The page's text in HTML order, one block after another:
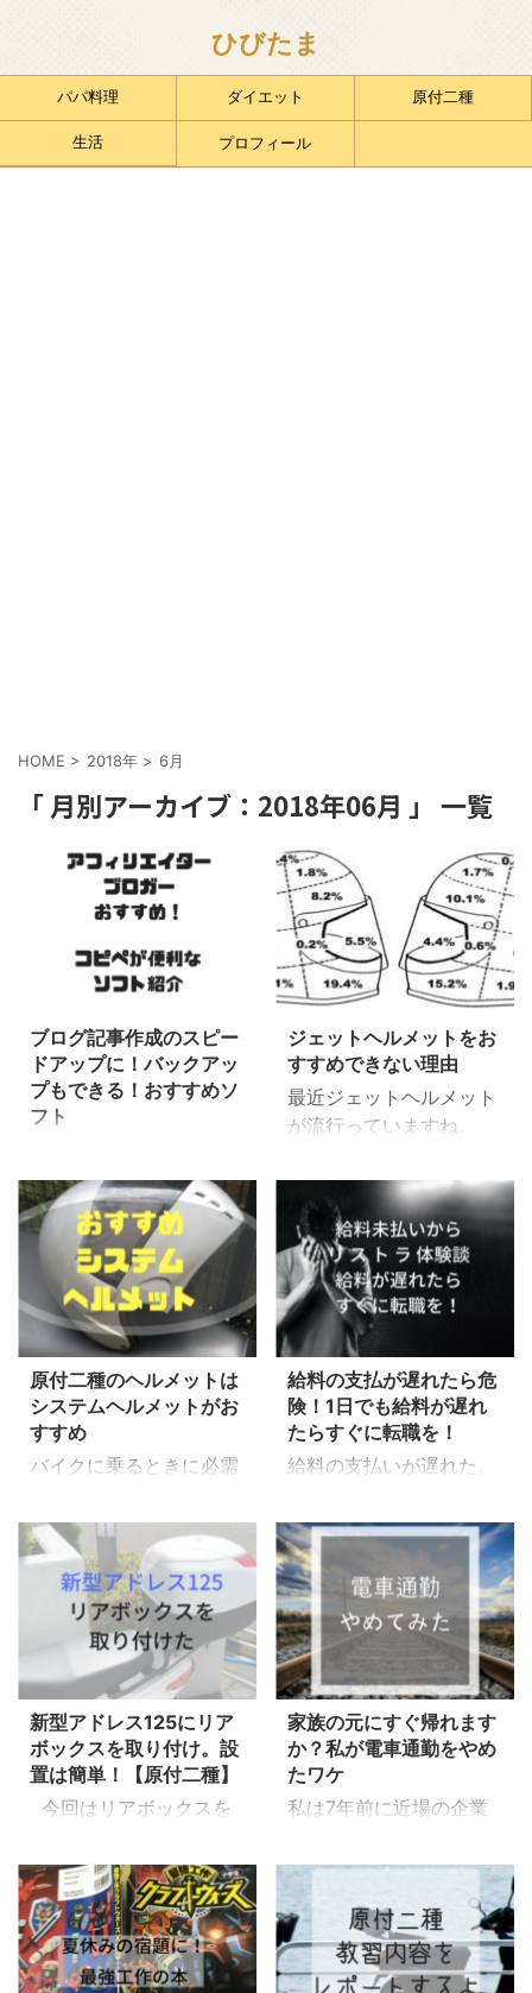
ひびたま
パパ料理 ダイエット 原付二種
生活 プロフィール
HOME > 2018年 > 6月
「 月別アーカイブ：2018年06月 」 一覧
ブログ記事作成のスピー
ドアップに！バックアッ
プもできる！おすすめソ
フト
に便利なソフトを紹介し
ようと思います。
Windows用だ。Macの人
はスマンなハンプティ
どんなものかというと 過
去にコピーしたテキスト
をもう一度呼び出せるソ
フト です。 このソフト
をインストールすると、
メリット 記事内に使う
リンクやTwitterの埋め込
の簡易バックアップにな
る（本文全部を選択コピ
ーしておく） PCの電源
を落としても保存してお
ける 良く使う文章を定型
文としすぐ呼び出せる
こんな便利な機能が付い
...
ジェットヘルメットをお
すすめできない理由
最近ジェットヘルメット
が流行っていますね。
ェットヘルメットって安
全性はどうなんだろう？
疑問に思いませんか？
今回、面白い図を見つけ
たので半ヘル、ジェッ
ト、フルフェイスを当て
はめながら私がジェット
ヘルメットもおすすめし
ない理由を書いていきま
す。 私の話 私、小学生
のころですがポケバイと
クレース大会に出ていて
いました。30㏄といって
も時速50km/h以上でる
ようなちゃんとしたバイ
クレースで、多くの転倒
を見てきました。 ...
原付二種のヘルメットは
システムヘルメットがお
すすめ
バイクに乗るときに必需
ん何が良いんだろう？悩
んでいませんか。 フルフ
ェイス、ジェット、半
帽、ヘルメットにもいく
つか種類があり悩みます
よね。 ハンプティのお
すすめはなんだい？白ウ
サギ ハンプティシステム
ヘルメットがお気に入り
だね。 小型自動二輪、
125㏄向けということで
介したいと思います。
ジェットヘルメットはど
うなの?という方、私は
ジェットヘルメットはお
すすめしません。 ハン
給料の支払が遅れたら危
険！1日でも給料が遅れ
たらすぐに転職を！
給料の支払いが遅れた。
な？」と思うあなた。 私
は給料遅延から最終的に
リストラになりました。
給料遅延がおきた時点で
会社はすでに赤信号で
す。 「ちゃんと支払わ
れているし大丈夫だろ
う。」なんて思わないで
ください。 自転車操業で
す。もし、会社が倒産し
たら給料の全額回収はで
す。時間もかかります。
私は2年の給料遅延、2
か月の給料未払いで退職
をしました。 突然、「給
料が出ない、この後もわ
新型アドレス125にリア
ボックスを取り付け。設
置は簡単！【原付二種】
今回はリアボックスを
をレポートしていきま
す。 リアボックスは雨
具などを入れておける収
納の確保ができ、非常に
便利なものです。 デメリ
家族の元にすぐ帰れます
か？私が電車通勤をやめ
たワケ
私は7年前に近場の企業
ました。 年は33歳、子
供が3歳、1歳の時でし
た。 電車通勤をやめた
ことで以前と比べて体力
面、時間面、精神的に充